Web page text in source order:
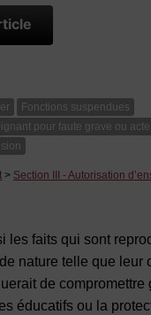
Fonctions suspendues
pour faute grave ou
> Section III - Autorisation
les faits qui sont
nature telle que leur
de compromettre
éducatifs ou la